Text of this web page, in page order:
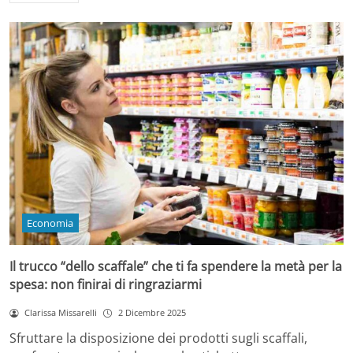
Economia
Il trucco “dello scaffale” che ti fa spendere la metà per la
spesa: non finirai di ringraziarmi
Clarissa Missarelli 2 Dicembre 2025
Sfruttare la disposizione dei prodotti sugli scaffali,